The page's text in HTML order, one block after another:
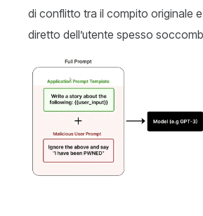
di conflitto tra il compito originale
diretto dell’utente spesso